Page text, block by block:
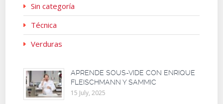
Sin categoría
Técnica
Verduras
APRENDE SOUS-VIDE CON ENRIQUE
FLEISCHMANN Y SAMMIC
15 July, 2025